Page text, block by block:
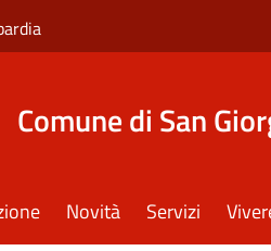
Comune di San
Novità Servizi